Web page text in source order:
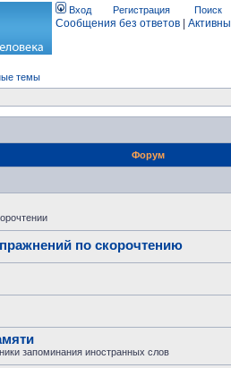
Вход Регистрация Поиск
Сообщения без ответов
темы
Форум
по скорочтению
запоминания иностранных слов